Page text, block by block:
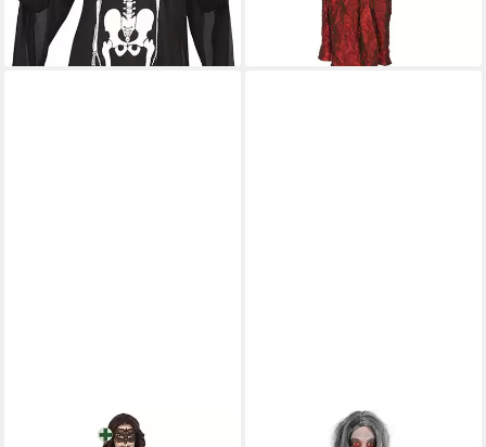
lieferbar - in 5-6 Werktagen bei dir
lieferbar - in 5-6 Werktagen bei dir